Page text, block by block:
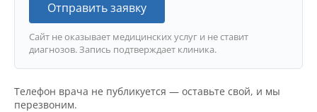
Отправить заявку
Сайт не оказывает медицинских услуг и не ставит
диагнозов. Запись подтверждает клиника.
Телефон врача не публикуется — оставьте свой, и мы
перезвоним.